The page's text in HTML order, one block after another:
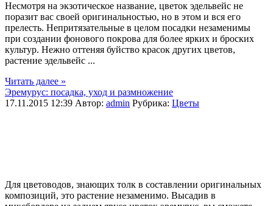
Несмотря на экзотическое название, цветок эдельвейс не
поразит вас своей оригинальностью, но в этом и вся его
прелесть. Непритязательные в целом посадки незаменимы
при создании фонового покрова для более ярких и броских
культур. Нежно оттеняя буйство красок других цветов,
растение эдельвейс ...
Читать далее »
Эремурус: посадка, уход и размножение
17.11.2015 12:39 Автор: admin Рубрика: Цветы
Для цветоводов, знающих толк в составлении оригинальных
композиций, это растение незаменимо. Высадив в